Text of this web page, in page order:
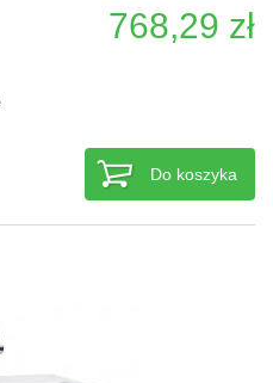
768,29 zł
Do koszyka